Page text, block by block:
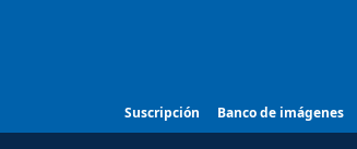
Suscripción Banco de imágenes